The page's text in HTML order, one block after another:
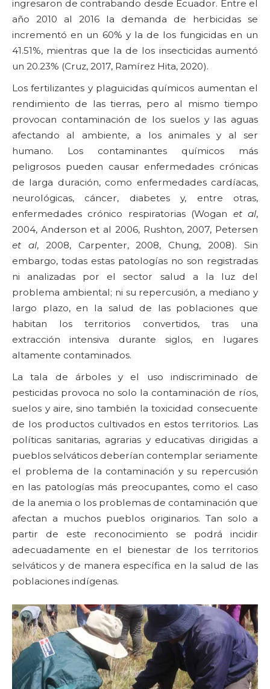
ingresaron de contrabando desde Ecuador. Entre el
año 2010 al 2016 la demanda de herbicidas se
incrementó en un 60% y la de los fungicidas en un
41.51%, mientras que la de los insecticidas aumentó
un 20.23% (Cruz, 2017, Ramírez Hita, 2020).
Los fertilizantes y plaguicidas químicos aumentan el
rendimiento de las tierras, pero al mismo tiempo
provocan contaminación de los suelos y las aguas
afectando al ambiente, a los animales y al ser
humano. Los contaminantes químicos más
peligrosos pueden causar enfermedades crónicas
de larga duración, como enfermedades cardíacas,
neurológicas, cáncer, diabetes y, entre otras,
enfermedades crónico respiratorias (Wogan et al,
2004, Anderson et al 2006, Rushton, 2007, Petersen
et al, 2008, Carpenter, 2008, Chung, 2008). Sin
embargo, todas estas patologías no son registradas
ni analizadas por el sector salud a la luz del
problema ambiental; ni su repercusión, a mediano y
largo plazo, en la salud de las poblaciones que
habitan los territorios convertidos, tras una
extracción intensiva durante siglos, en lugares
altamente contaminados.
La tala de árboles y el uso indiscriminado de
pesticidas provoca no solo la contaminación de ríos,
suelos y aire, sino también la toxicidad consecuente
de los productos cultivados en estos territorios. Las
políticas sanitarias, agrarias y educativas dirigidas a
pueblos selváticos deberían contemplar seriamente
el problema de la contaminación y su repercusión
en las patologías más preocupantes, como el caso
de la anemia o los problemas de contaminación que
afectan a muchos pueblos originarios. Tan solo a
partir de este reconocimiento se podrá incidir
adecuadamente en el bienestar de los territorios
selváticos y de manera específica en la salud de las
poblaciones indígenas.